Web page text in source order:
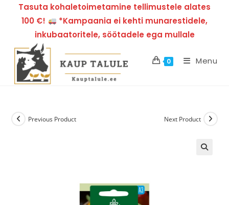
Tasuta kohaletoimetamine tellimustele alates
100 €!
*Kampaania ei kehti munarestidele,
inkubaatoritele, söötadele ega mullale
0 Menu
Previous Product Next Product